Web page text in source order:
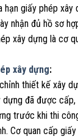
hạn giấy phép xây
nhận đủ hồ sơ
xây dựng là cơ
xây dựng:
thiết kế xây
dựng đã được
trước khi thi
Cơ quan cấp